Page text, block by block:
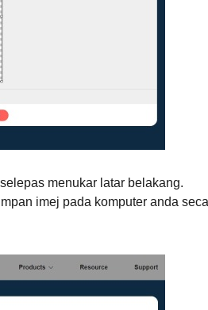
menukar latar belakang.
imej pada komputer anda